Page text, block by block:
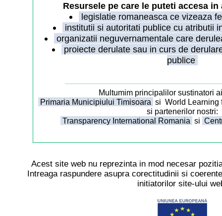
Resursele pe care le puteti accesa
legislatie romaneasca ce vizeaza
institutii si autoritati publice cu atributii
organizatii neguvernamentale care
proiecte derulate sau in curs de
publice
Multumim principalilor sustinatori
Primaria Municipiului Timisoara si World Learning
si partenerilor nostri:
Transparency International Romania si
Acest site web nu reprezinta in mod necesar
Intreaga raspundere asupra corectitudinii si
initiatorilor site-ului